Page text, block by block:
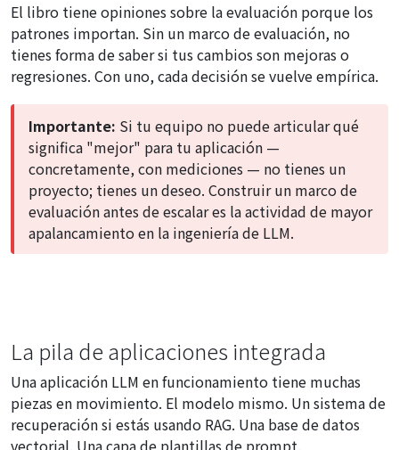
El libro tiene opiniones sobre la evaluación porque los
patrones importan. Sin un marco de evaluación, no
tienes forma de saber si tus cambios son mejoras o
regresiones. Con uno, cada decisión se vuelve empírica.
Importante: Si tu equipo no puede articular qué
significa "mejor" para tu aplicación —
concretamente, con mediciones — no tienes un
proyecto; tienes un deseo. Construir un marco de
evaluación antes de escalar es la actividad de mayor
apalancamiento en la ingeniería de LLM.
La pila de aplicaciones integrada
Una aplicación LLM en funcionamiento tiene muchas
piezas en movimiento. El modelo mismo. Un sistema de
recuperación si estás usando RAG. Una base de datos
vectorial. Una capa de plantillas de prompt.